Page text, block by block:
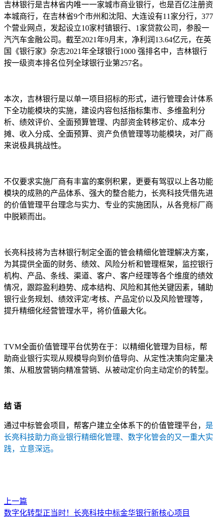
吉林银行是吉林省内唯一一家城市商业银行，也是百亿注册资
本城商行，在吉林省9个市州和沈阳、大连设有11家分行，377
个营业网点，发起设立10家村镇银行、1家贷款公司，参股一
汽汽车金融公司。截至2021年9月末，净利润13.64亿元，在英
国《银行家》杂志2021年全球银行1000 强排名中，吉林银行
按一级资本排名位列全球银行业第257名。
本次，吉林银行是以单一项目招标的形式，进行管理会计体系
下全功能模块的实施，建设内容包括指标集市、多维盈利分
析、绩效评价、全面预算管理、内部资金转移定价、成本分
摊、收入分成、全面预算、资产负债管理等功能模块，对厂商
来说极具挑战性。
不仅要求实施厂商有丰富的案例积累，更要有驾驭以上各功能
模块的成熟的产品体系、强大的整合能力，长亮科技凭借先进
的价值管理平台理念与实力、专业的实施团队，从各竞标厂商
中脱颖而出。
长亮科技将为吉林银行制定全面的管会精细化管理解决方案，
为其提供全面的财务、绩效、风险分析和管理框架，监控银行
机构、产品、条线、渠道、客户、客户经理等各个维度的绩效
情况，跟踪盈利趋势、成本结构、风险和其他关键因素，辅助
银行业务规划、绩效评定/考核、产品定价以及风险管理等，
提升精细化经营管理水平，将价值最大化。
TVM全面价值管理平台优势在于：以精细化管理为目标，帮
助商业银行实现从规模导向到价值导向、从定性决策向定量决
策、从粗放营销向精准营销、从被动定价向主动定价的转型。
结 语
通过中标管会项目，帮客户建立全体系下的价值管理平台， 是
长亮科技助力商业银行精细化管理、数字化管会的又一重大实
践，立意深远。
上一篇
数字化转型正当时！长亮科技中标金华银行新核心项目